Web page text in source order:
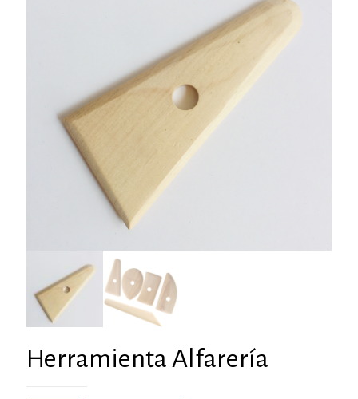
Herramienta Alfarería